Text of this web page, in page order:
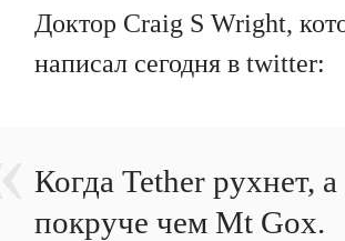
Доктор Craig S Wright,
написал сегодня в twitter:
Когда Tether рухнет,
покруче чем Mt Gox.